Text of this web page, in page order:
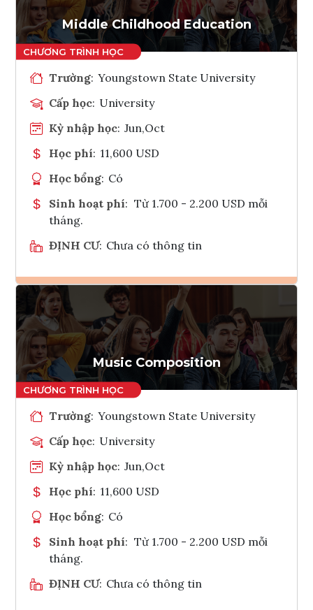
Middle Childhood Education
Trường: Youngstown State University
Cấp học: University
Kỳ nhập học: Jun,Oct
Học phí: 11,600 USD
Học bổng: Có
Sinh hoạt phí: Từ 1.700 - 2.200 USD mỗi
tháng.
ĐỊNH CƯ: Chưa có thông tin
Ghi danh
Tham vấn Interlink
Music Composition
Trường: Youngstown State University
Cấp học: University
Kỳ nhập học: Jun,Oct
Học phí: 11,600 USD
Học bổng: Có
Sinh hoạt phí: Từ 1.700 - 2.200 USD mỗi
tháng.
ĐỊNH CƯ: Chưa có thông tin